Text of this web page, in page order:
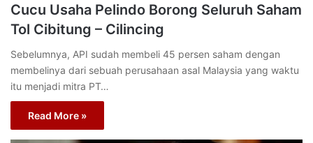
Cucu Usaha Pelindo Borong Seluruh Saham
Tol Cibitung – Cilincing
Sebelumnya, API sudah membeli 45 persen saham dengan
membelinya dari sebuah perusahaan asal Malaysia yang waktu
itu menjadi mitra PT…
Read More »